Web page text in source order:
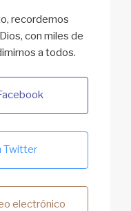
recordemos
con miles de
a todos.
Twitter
electrónico